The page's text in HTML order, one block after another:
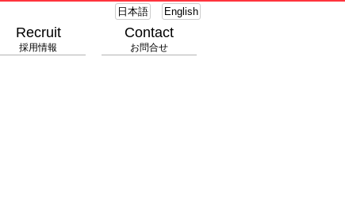
日本語 English
Recruit
採用情報
Contact
お問合せ